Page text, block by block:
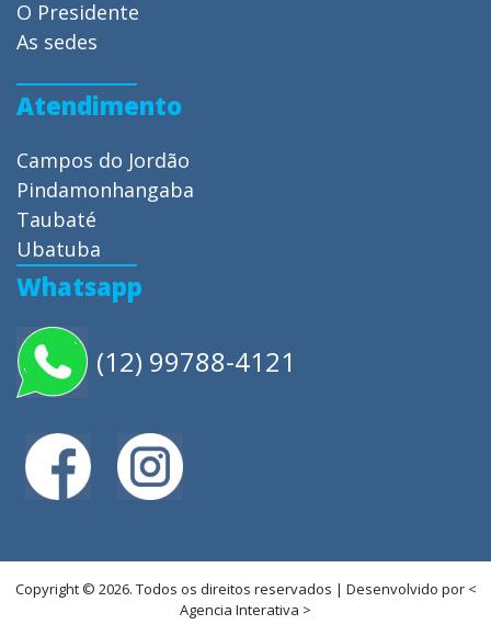
O Presidente
As sedes
Atendimento
Campos do Jordão
Pindamonhangaba
Taubaté
Ubatuba
Whatsapp
(12) 99788-4121
Copyright © 2026. Todos os direitos reservados | Desenvolvido por <
Agencia Interativa >